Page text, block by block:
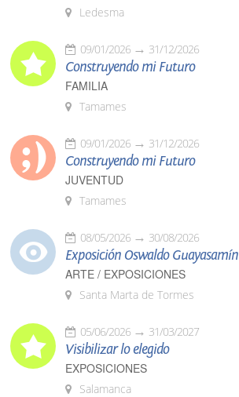
Ledesma
09/01/2026 31/12/2026
Construyendo mi Futuro
FAMILIA
Tamames
09/01/2026 31/12/2026
Construyendo mi Futuro
JUVENTUD
Tamames
08/05/2026 30/08/2026
Exposición Oswaldo Guayasamín
ARTE / EXPOSICIONES
Santa Marta de Tormes
05/06/2026 31/03/2027
Visibilizar lo elegido
EXPOSICIONES
Salamanca